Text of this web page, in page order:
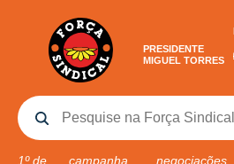
PRESIDENTE
MIGUEL TORRES
1º de
campanha
negociações